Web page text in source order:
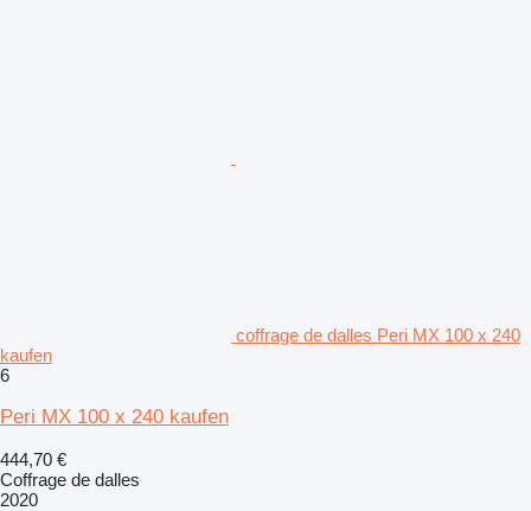
coffrage de dalles Peri MX 100 x 240
kaufen
6
Peri MX 100 x 240 kaufen
444,70 €
Coffrage de dalles
2020